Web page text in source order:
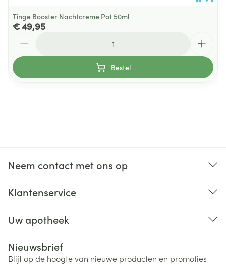
Tinge Booster Nachtcreme Pot 50ml
€ 49,95
Bestel
Neem contact met ons op
Klantenservice
Uw apotheek
Nieuwsbrief
Blijf op de hoogte van nieuwe producten en promoties